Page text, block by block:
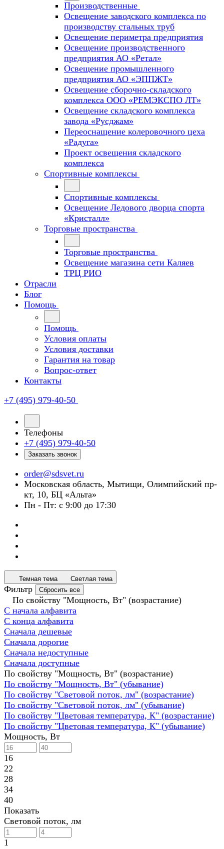
Производственные
Освещение заводского комплекса по
производству стальных труб
Освещение периметра предприятия
Освещение производственного
предприятия АО «Ретал»
Освещение промышленного
предприятия АО «ЭППЖТ»
Освещение сборочно-складского
комплекса ООО «РЕМЭКСПО ЛТ»
Освещение складского комплекса
завода «Русджам»
Переоснащение колеровочного цеха
«Радуга»
Проект освещения складского
комплекса
Спортивные комплексы
Спортивные комплексы
Освещение Ледового дворца спорта
«Кристалл»
Торговые пространства
Торговые пространства
Освещение магазина сети Каляев
ТРЦ РИО
Отрасли
Блог
Помощь
Помощь
Условия оплаты
Условия доставки
Гарантия на товар
Вопрос-ответ
Контакты
+7 (495) 979-40-50
Телефоны
+7 (495) 979-40-50
Заказать звонок
order@sdsvet.ru
Московская область, Мытищи, Олимпийский пр-
кт, 10, БЦ «Альта»
Пн - Пт: с 9:00 до 17:30
Темная тема Светлая тема
Фильтр Сбросить все
По свойству "Мощность, Вт" (возрастание)
С начала алфавита
С конца алфавита
Сначала дешевые
Сначала дорогие
Сначала недоступные
Сначала доступные
По свойству "Мощность, Вт" (возрастание)
По свойству "Мощность, Вт" (убывание)
По свойству "Световой поток, лм" (возрастание)
По свойству "Световой поток, лм" (убывание)
По свойству "Цветовая температура, К" (возрастание)
По свойству "Цветовая температура, К" (убывание)
Мощность, Вт
16
22
28
34
40
Показать
Световой поток, лм
1